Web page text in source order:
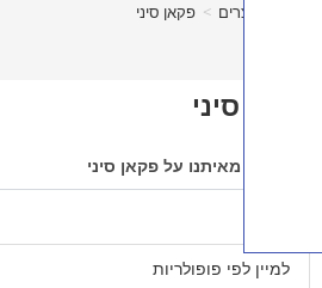
פקאן סיני
על פקאן סיני